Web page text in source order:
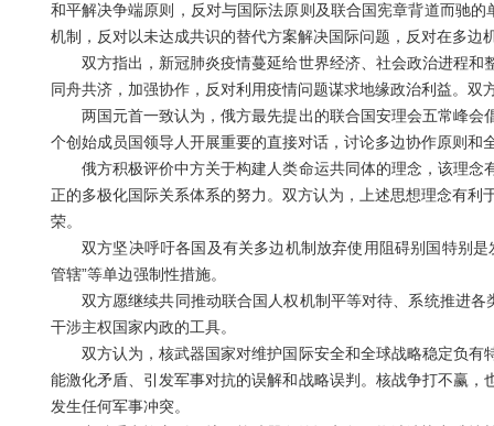
和平解决争端原则，反对与国际法原则及联合国宪章背道而驰
机制，反对以未达成共识的替代方案解决国际问题，反对在多边
双方指出，新冠肺炎疫情蔓延给世界经济、社会政治进程和
同舟共济，加强协作，反对利用疫情问题谋求地缘政治利益。
两国元首一致认为，俄方最先提出的联合国安理会五常峰会
个创始成员国领导人开展重要的直接对话，讨论多边协作原则和
俄方积极评价中方关于构建人类命运共同体的理念，该理念
正的多极化国际关系体系的努力。双方认为，上述思想理念有
荣。
双方坚决呼吁各国及有关多边机制放弃使用阻碍别国特别是
管辖”等单边强制性措施。
双方愿继续共同推动联合国人权机制平等对待、系统推进各
干涉主权国家内政的工具。
双方认为，核武器国家对维护国际安全和全球战略稳定负有
能激化矛盾、引发军事对抗的误解和战略误判。核战争打不赢
发生任何军事冲突。